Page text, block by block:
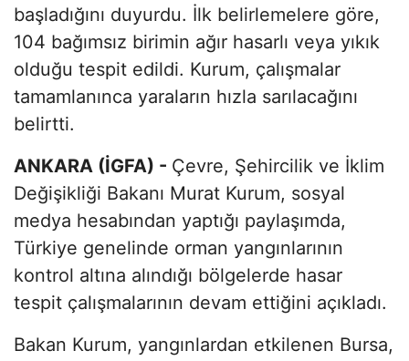
başladığını duyurdu. İlk belirlemelere göre,
104 bağımsız birimin ağır hasarlı veya yıkık
olduğu tespit edildi. Kurum, çalışmalar
tamamlanınca yaraların hızla sarılacağını
belirtti.
ANKARA (İGFA) - Çevre, Şehircilik ve İklim
Değişikliği Bakanı Murat Kurum, sosyal
medya hesabından yaptığı paylaşımda,
Türkiye genelinde orman yangınlarının
kontrol altına alındığı bölgelerde hasar
tespit çalışmalarının devam ettiğini açıkladı.
Bakan Kurum, yangınlardan etkilenen Bursa,